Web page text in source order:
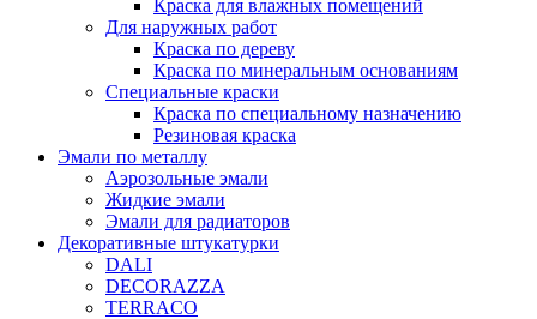
Краска для влажных помещений
Для наружных работ
Краска по дереву
Краска по минеральным основаниям
Специальные краски
Краска по специальному назначению
Резиновая краска
Эмали по металлу
Аэрозольные эмали
Жидкие эмали
Эмали для радиаторов
Декоративные штукатурки
DALI
DECORAZZA
TERRACO